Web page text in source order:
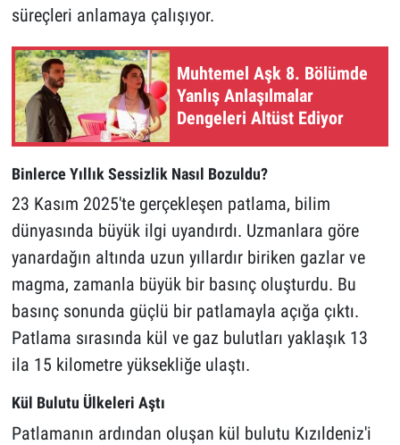
süreçleri anlamaya çalışıyor.
Muhtemel Aşk 8. Bölümde
Yanlış Anlaşılmalar
Dengeleri Altüst Ediyor
Binlerce Yıllık Sessizlik Nasıl Bozuldu?
23 Kasım 2025'te gerçekleşen patlama, bilim
dünyasında büyük ilgi uyandırdı. Uzmanlara göre
yanardağın altında uzun yıllardır biriken gazlar ve
magma, zamanla büyük bir basınç oluşturdu. Bu
basınç sonunda güçlü bir patlamayla açığa çıktı.
Patlama sırasında kül ve gaz bulutları yaklaşık 13
ila 15 kilometre yüksekliğe ulaştı.
Kül Bulutu Ülkeleri Aştı
Patlamanın ardından oluşan kül bulutu Kızıldeniz'i